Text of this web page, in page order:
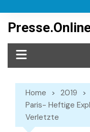
content
Home 2019
Paris- Heftige
Verletzte